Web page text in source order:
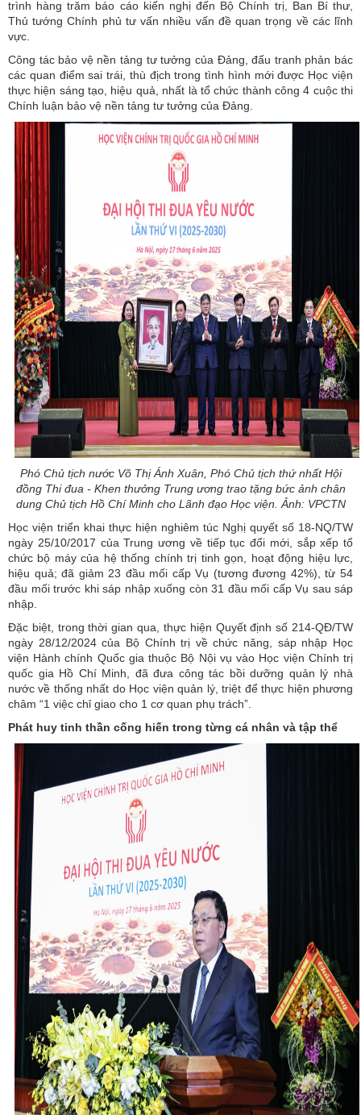
trình hàng trăm báo cáo kiến nghị đến Bộ Chính trị, Ban Bí thư,
Thủ tướng Chính phủ tư vấn nhiều vấn đề quan trọng về các lĩnh
vực.
Công tác bảo vệ nền tảng tư tưởng của Đảng, đấu tranh phản bác
các quan điểm sai trái, thù địch trong tình hình mới được Học viện
thực hiện sáng tạo, hiệu quả, nhất là tổ chức thành công 4 cuộc thi
Chính luận bảo vệ nền tảng tư tưởng của Đảng.
Phó Chủ tịch nước Võ Thị Ánh Xuân, Phó Chủ tịch thứ nhất Hội
đồng Thi đua - Khen thưởng Trung ương trao tặng bức ảnh chân
dung Chủ tịch Hồ Chí Minh cho Lãnh đạo Học viện. Ảnh: VPCTN
Học viện triển khai thực hiện nghiêm túc Nghị quyết số 18-NQ/TW
ngày 25/10/2017 của Trung ương về tiếp tục đổi mới, sắp xếp tổ
chức bộ máy của hệ thống chính trị tinh gọn, hoạt động hiệu lực,
hiệu quả; đã giảm 23 đầu mối cấp Vụ (tương đương 42%), từ 54
đầu mối trước khi sáp nhập xuống còn 31 đầu mối cấp Vụ sau sáp
nhập.
Đặc biệt, trong thời gian qua, thực hiện Quyết định số 214-QĐ/TW
ngày 28/12/2024 của Bộ Chính trị về chức năng, sáp nhập Học
viện Hành chính Quốc gia thuộc Bộ Nội vụ vào Học viện Chính trị
quốc gia Hồ Chí Minh, đã đưa công tác bồi dưỡng quản lý nhà
nước về thống nhất do Học viện quản lý, triệt để thực hiện phương
châm “1 việc chỉ giao cho 1 cơ quan phụ trách”.
Phát huy tinh thần cống hiến trong từng cá nhân và tập thể